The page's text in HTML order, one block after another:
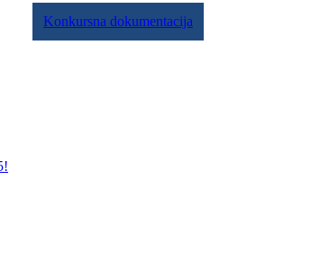
Konkursna dokumentacija